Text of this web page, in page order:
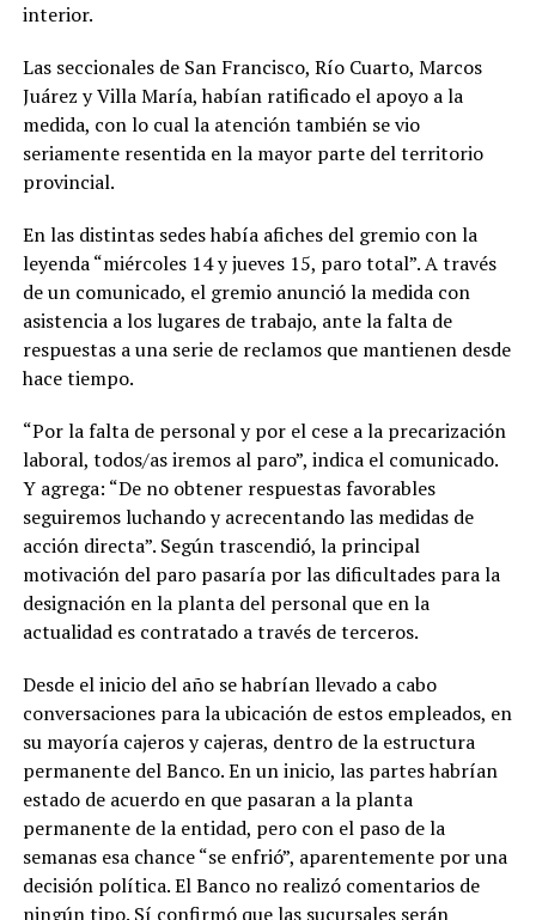
interior.
Las seccionales de San Francisco, Río Cuarto, Marcos
Juárez y Villa María, habían ratificado el apoyo a la
medida, con lo cual la atención también se vio
seriamente resentida en la mayor parte del territorio
provincial.
En las distintas sedes había afiches del gremio con la
leyenda “miércoles 14 y jueves 15, paro total”. A través
de un comunicado, el gremio anunció la medida con
asistencia a los lugares de trabajo, ante la falta de
respuestas a una serie de reclamos que mantienen desde
hace tiempo.
“Por la falta de personal y por el cese a la precarización
laboral, todos/as iremos al paro”, indica el comunicado.
Y agrega: “De no obtener respuestas favorables
seguiremos luchando y acrecentando las medidas de
acción directa”. Según trascendió, la principal
motivación del paro pasaría por las dificultades para la
designación en la planta del personal que en la
actualidad es contratado a través de terceros.
Desde el inicio del año se habrían llevado a cabo
conversaciones para la ubicación de estos empleados, en
su mayoría cajeros y cajeras, dentro de la estructura
permanente del Banco. En un inicio, las partes habrían
estado de acuerdo en que pasaran a la planta
permanente de la entidad, pero con el paso de la
semanas esa chance “se enfrió”, aparentemente por una
decisión política. El Banco no realizó comentarios de
ningún tipo. Sí confirmó que las sucursales serán